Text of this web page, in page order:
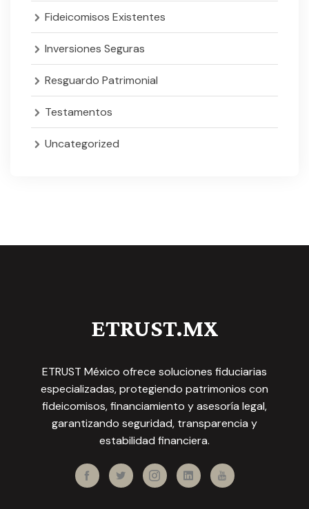
Fideicomisos Existentes
Inversiones Seguras
Resguardo Patrimonial
Testamentos
Uncategorized
ETRUST.MX
ETRUST México ofrece soluciones fiduciarias
especializadas, protegiendo patrimonios con
fideicomisos, financiamiento y asesoría legal,
garantizando seguridad, transparencia y
estabilidad financiera.